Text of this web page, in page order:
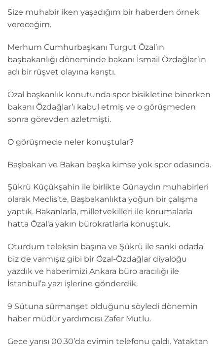
Size muhabir iken yaşadığım bir haberden örnek
vereceğim.
Merhum Cumhurbaşkanı Turgut Özal’ın
başbakanlığı döneminde bakanı İsmail Özdağlar’ın
adı bir rüşvet olayına karıştı.
Özal başkanlık konutunda spor bisikletine binerken
bakanı Özdağlar’ı kabul etmiş ve o görüşmeden
sonra görevden azletmişti.
O görüşmede neler konuştular?
Başbakan ve Bakan başka kimse yok spor odasında.
Şükrü Küçükşahin ile birlikte Günaydın muhabirleri
olarak Meclis’te, Başbakanlıkta yoğun bir çalışma
yaptık. Bakanlarla, milletvekilleri ile korumalarla
hatta Özal’a yakın bürokratlarla konuştuk.
Oturdum teleksin başına ve Şükrü ile sanki odada
biz de varmışız gibi bir Özal-Özdağlar diyaloğu
yazdık ve haberimizi Ankara büro aracılığı ile
İstanbul’a yazı işlerine gönderdik.
9 Sütuna sürmanşet olduğunu söyledi dönemin
haber müdür yardımcısı Zafer Mutlu.
Gece yarısı 00.30’da evimin telefonu çaldı. Yataktan